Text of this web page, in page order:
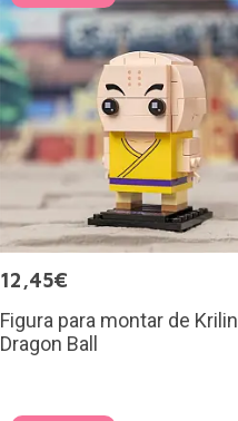
12,45€
Figura para montar de Krilin
Dragon Ball